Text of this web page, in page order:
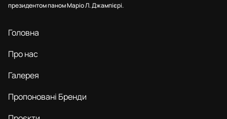
президентом паном Маріо Л. Джампієрі.
Головна
Про нас
Галерея
Пропоновані Бренди